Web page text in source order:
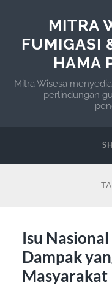
MITRA
FUMIGASI
HAMA
Mitra Wisesa
perlindungan
Isu
Dampak
Masyarakat